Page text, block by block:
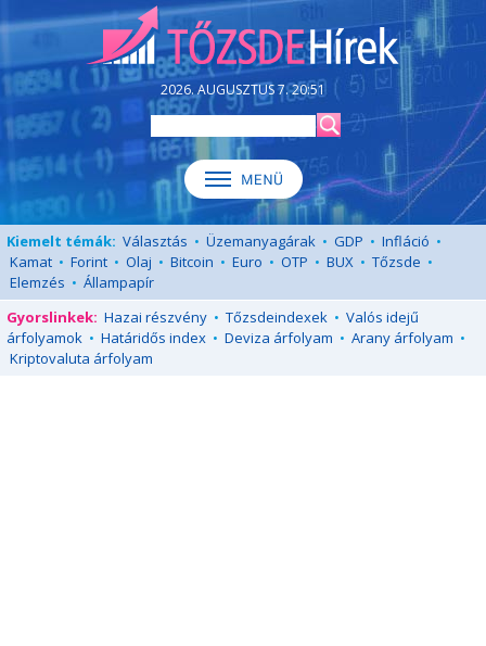
2026. AUGUSZTUS 7. 20:51
Kiemelt témák: Választás • Üzemanyagárak • GDP • Infláció •
Kamat • Forint • Olaj • Bitcoin • Euro • OTP • BUX • Tőzsde •
Elemzés • Állampapír
Gyorslinkek: Hazai részvény • Tőzsdeindexek • Valós idejű
árfolyamok • Határidős index • Deviza árfolyam • Arany árfolyam •
Kriptovaluta árfolyam